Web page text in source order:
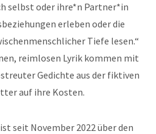
selbst oder ihre*n Partner*in
erleben oder die
Tiefe lesen.“
reimlosen Lyrik kommen mit
Gedichte aus der fiktiven
auf ihre Kosten.
seit November 2022 über den